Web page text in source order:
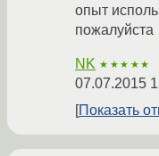
опыт
пожалуйста
NK ★★★★★
07.07.2015
Показать